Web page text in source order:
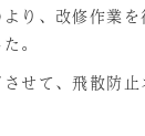
り、改修作業
。
せて、飛散防